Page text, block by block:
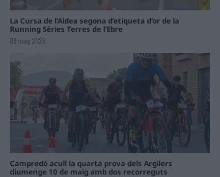
La Cursa de l’Aldea segona d’etiqueta d’or de la
Running Sèries Terres de l’Ebre
09 maig 2026
Campredó acull la quarta prova dels Argilers
diumenge 10 de maig amb dos recorreguts